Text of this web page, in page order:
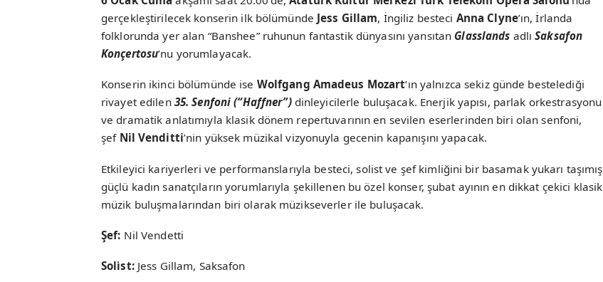
gerçekleştirilecek konserin ilk bölümünde Jess Gillam, İngiliz besteci Anna Clyne’ın, İrlanda
folklorunda yer alan “Banshee” ruhunun fantastik dünyasını yansıtan Glasslands adlıSaksafon
Konçertosu’nu yorumlayacak.
Konserin ikinci bölümünde ise Wolfgang Amadeus Mozart’ın yalnızca sekiz günde bestelediği
rivayet edilen 35. Senfoni (“Haffner”)dinleyicilerle buluşacak. Enerjik yapısı, parlak orkestrasyonu
ve dramatik anlatımıyla klasik dönem repertuvarının en sevilen eserlerinden biri olan senfoni,
şef Nil Venditti’nin yüksek müzikal vizyonuyla gecenin kapanışını yapacak.
Etkileyici kariyerleri ve performanslarıyla besteci, solist ve şef kimliğini bir basamak yukarı taşımış
güçlü kadın sanatçıların yorumlarıyla şekillenen bu özel konser, şubat ayının en dikkat çekici klasik
müzik buluşmalarından biri olarak müzikseverler ile buluşacak.
Şef: Ni̇l Vendetti̇
Soli̇st: Jess Gillam, Saksafon